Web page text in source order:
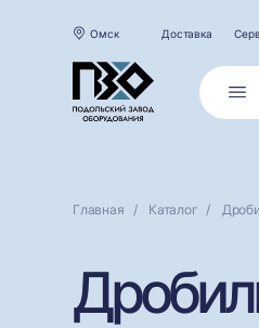
Омск Доставка
Главная Каталог